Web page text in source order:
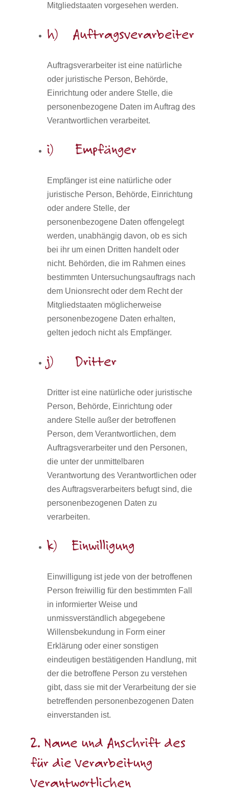
Mitgliedstaaten vorgesehen werden.
h) Auftragsverarbeiter
Auftragsverarbeiter ist eine natürliche
oder juristische Person, Behörde,
Einrichtung oder andere Stelle, die
personenbezogene Daten im Auftrag des
Verantwortlichen verarbeitet.
i) Empfänger
Empfänger ist eine natürliche oder
juristische Person, Behörde, Einrichtung
oder andere Stelle, der
personenbezogene Daten offengelegt
werden, unabhängig davon, ob es sich
bei ihr um einen Dritten handelt oder
nicht. Behörden, die im Rahmen eines
bestimmten Untersuchungsauftrags nach
dem Unionsrecht oder dem Recht der
Mitgliedstaaten möglicherweise
personenbezogene Daten erhalten,
gelten jedoch nicht als Empfänger.
j) Dritter
Dritter ist eine natürliche oder juristische
Person, Behörde, Einrichtung oder
andere Stelle außer der betroffenen
Person, dem Verantwortlichen, dem
Auftragsverarbeiter und den Personen,
die unter der unmittelbaren
Verantwortung des Verantwortlichen oder
des Auftragsverarbeiters befugt sind, die
personenbezogenen Daten zu
verarbeiten.
k) Einwilligung
Einwilligung ist jede von der betroffenen
Person freiwillig für den bestimmten Fall
in informierter Weise und
unmissverständlich abgegebene
Willensbekundung in Form einer
Erklärung oder einer sonstigen
eindeutigen bestätigenden Handlung, mit
der die betroffene Person zu verstehen
gibt, dass sie mit der Verarbeitung der sie
betreffenden personenbezogenen Daten
einverstanden ist.
2. Name und Anschrift des
für die Verarbeitung
Verantwortlichen